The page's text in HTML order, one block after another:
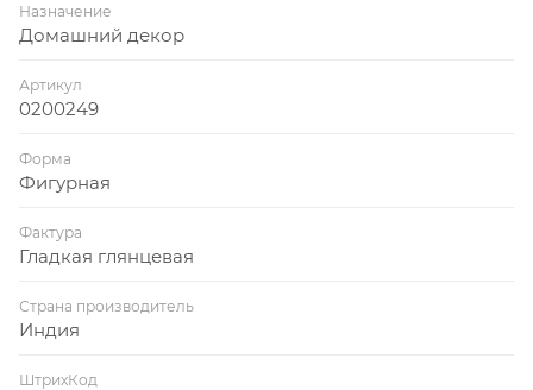
Назначение
Домашний декор
Артикул
0200249
Форма
Фигурная
Фактура
Гладкая глянцевая
Страна производитель
Индия
ШтрихКод